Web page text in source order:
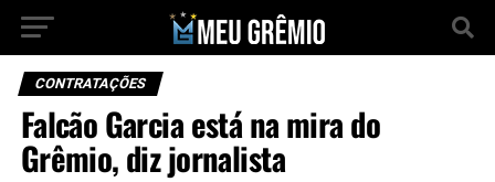
CONTRATAÇÕES
Falcão Garcia está na mira do
Grêmio, diz jornalista